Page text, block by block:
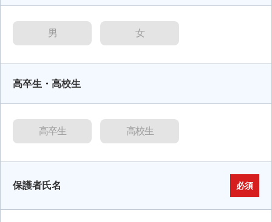
男 女
高卒生・高校生
高卒生 高校生
保護者氏名 必須